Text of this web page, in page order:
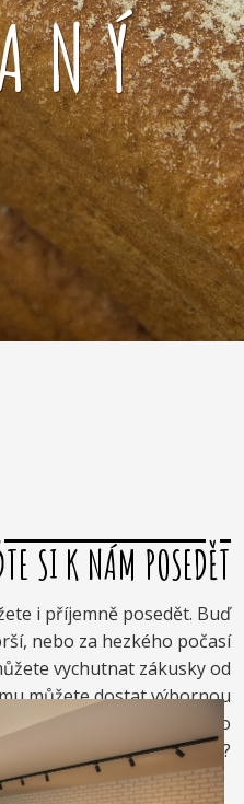
SI K NÁM POSEDĚT
i příjemně posedět. Buď
nebo za hezkého počasí
vychutnat zákusky od
můžete dostat výbornou
dáte zrmzlinový pohár nebo
vynikající točenou zmrzlinu?